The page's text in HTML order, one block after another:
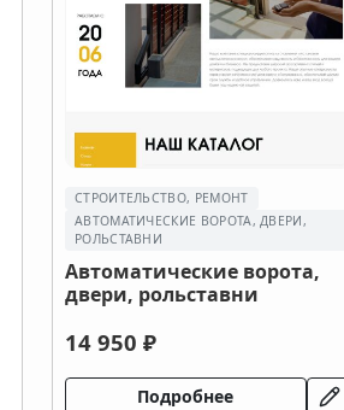
СТРОИТЕЛЬСТВО, РЕМОНТ
АВТОМАТИЧЕСКИЕ ВОРОТА, ДВЕРИ,
РОЛЬСТАВНИ
Автоматические ворота,
двери, рольставни
14 950 ₽
Подробнее